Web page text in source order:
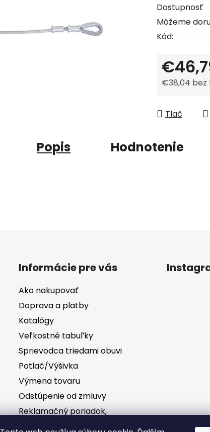
5
hviezdičiek.
Dostupnosť
Môžeme
Kód:
€38,04 bez
Tlač
Popis Hodnotenie
Informácie pre vás
Ako nakupovať
Doprava a platby
Katalógy
Veľkostné tabuľky
Sprievodca triedami obuvi
Potlač/Výšivka
Výmena tovaru
Odstúpenie od zmluvy
Reklamačný poriadok,